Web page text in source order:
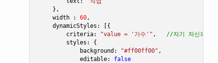
},
     width
: 60,
     dynamicStyles
:
[{
         criteria
: "value = '가수'" ,
//자기 자신의
         styles
:
{
             background
: "#ff00ff00" ,
             editable
:
false